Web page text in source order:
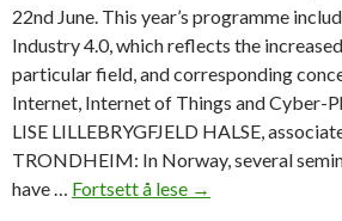
22nd June. This year’s programme
Industry 4.0, which reflects the
particular field, and corresponding
Internet, Internet of Things and Cyber-
LISE LILLEBRYGFJELD HALSE,
TRONDHEIM: In Norway, several
have … Fortsett å lese I→